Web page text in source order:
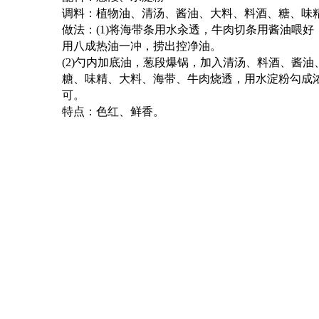
调料：植物油、清汤、酱油、大料、料酒、糖、味
做法： (1)将海带条用水汆透，牛肉切条用酱油喂好
用八成热油一冲，捞出控净油。
(2)勺内加底油，葱段爆锅，加入清汤、料酒、酱油、
糖、味精、大料、海带、牛肉烧透，用水淀粉勾成
可。
特点：色红、鲜香。